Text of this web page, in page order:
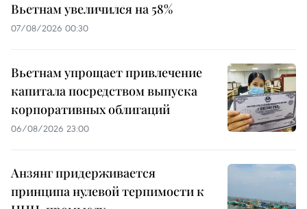
Вьетнам увеличился на 58%
07/08/2026 00:30
Вьетнам упрощает привлечение
капитала посредством выпуска
корпоративных облигаций
06/08/2026 23:00
Анзянг придерживается
принципа нулевой терпимости к